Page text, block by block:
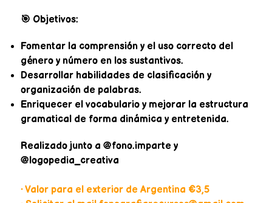
🎯 Objetivos:
Fomentar la comprensión y el uso correcto del
género y número en los sustantivos.
Desarrollar habilidades de clasificación y
organización de palabras.
Enriquecer el vocabulario y mejorar la estructura
gramatical de forma dinámica y entretenida.
Realizado junto a @fono.imparte y
@logopedia_creativa
• Valor para el exterior de Argentina €3,5